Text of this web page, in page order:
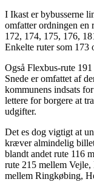
I Ikast er bybusserne
omfatter ordningen en
172, 174, 175, 176,
Enkelte ruter som 173
Også Flexbus-rute
Snede er omfattet af
kommunens indsats
lettere for borgere at
udgifter.
Det es dog vigtigt at
kræver almindelig
blandt andet rute 116
rute 215 mellem
mellem Ringkøbing,